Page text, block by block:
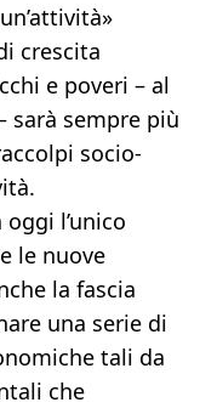
crescita
e poveri – al
sarà sempre più
socio-
l’unico
le nuove
la fascia
una serie di
tali da
che